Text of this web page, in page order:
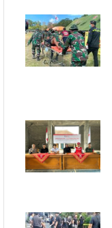
c
e
b
k
itt
er